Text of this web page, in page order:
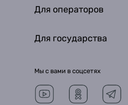
Для операторов
Для государства
Мы с вами в соцсетях